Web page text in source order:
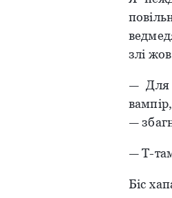
злі
— Для
—
— Т-
Біс